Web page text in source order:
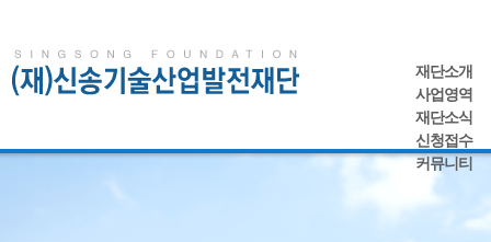
재단소개
사업영역
재단소식
신청접수
커뮤니티